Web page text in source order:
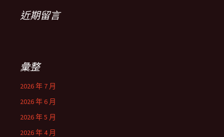
近期留言
彙整
2026 年 7 月
2026 年 6 月
2026 年 5 月
2026 年 4 月